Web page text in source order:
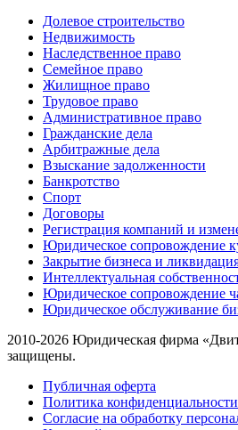
Долевое строительство
Недвижимость
Наследственное право
Семейное право
Жилищное право
Трудовое право
Административное право
Гражданские дела
Арбитражные дела
Взыскание задолженности
Банкротство
Спорт
Договоры
Регистрация компаний и
Юридическое сопровождение
Закрытие бизнеса и
Интеллектуальная
Юридическое сопровождение
Юридическое обслуживание
2010-2026 Юридическая фирма
защищены.
Публичная оферта
Политика конфиденциальности
Согласие на обработку